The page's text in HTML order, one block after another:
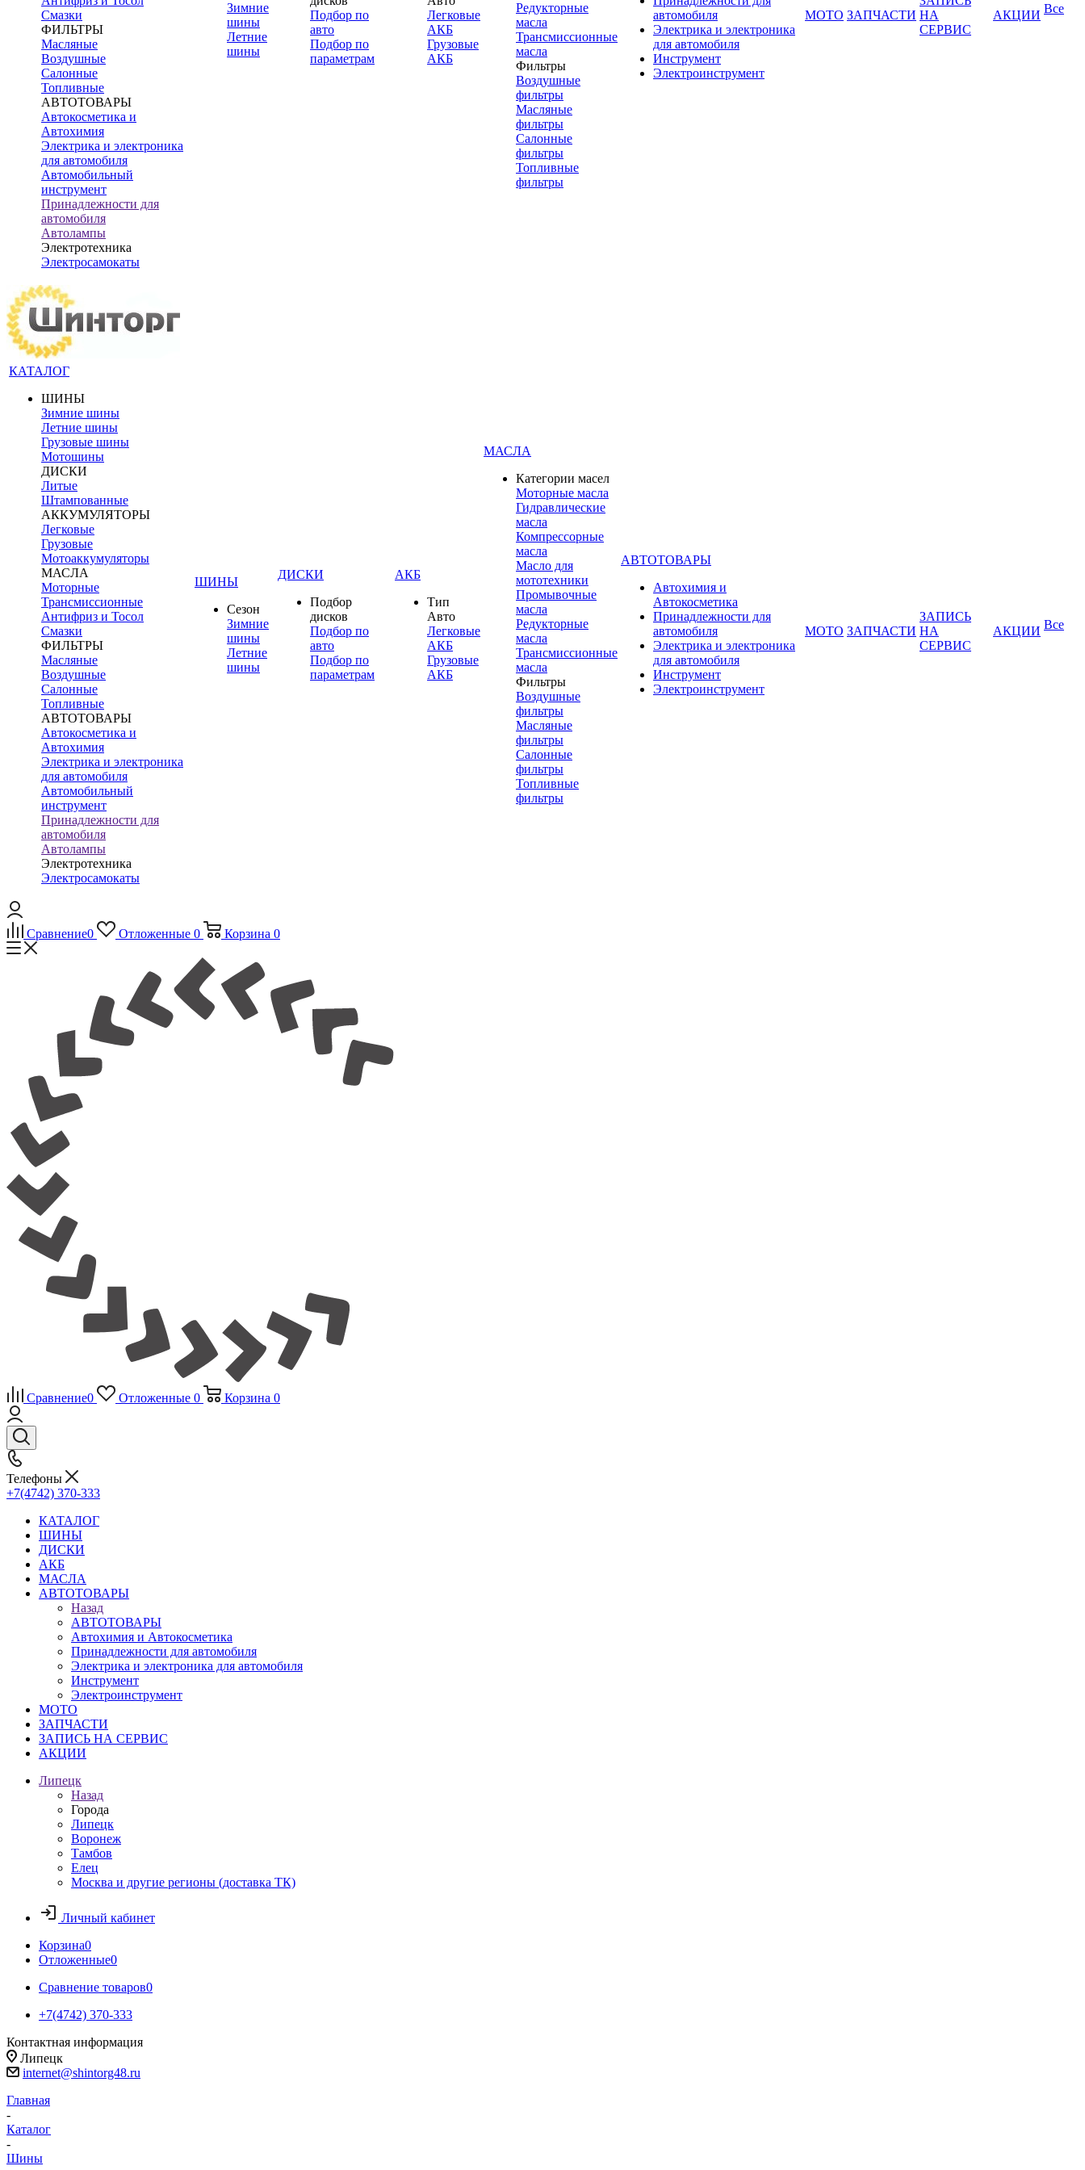
Смазки
ФИЛЬТРЫ
Масляные
Воздушные
Салонные
Топливные
АВТОТОВАРЫ
Автокосметика и
Автохимия
Электрика и электроника
для автомобиля
Автомобильный
инструмент
Принадлежности для
автомобиля
Автолампы
Электротехника
Электросамокаты
Зимние
шины
Летние
шины
Подбор по
авто
Подбор по
параметрам
Легковые
АКБ
Грузовые
АКБ
Редукторные
масла
Трансмиссионные
масла
Фильтры
Воздушные
фильтры
Масляные
фильтры
Салонные
фильтры
Топливные
фильтры
автомобиля
Электрика и электроника
для автомобиля
Инструмент
Электроинструмент
МОТО ЗАПЧАСТИ НА
СЕРВИС
АКЦИИ Все
КАТАЛОГ
ШИНЫ
Зимние шины
Летние шины
Грузовые шины
Мотошины
ДИСКИ
Литые
Штампованные
АККУМУЛЯТОРЫ
Легковые
Грузовые
Мотоаккумуляторы
МАСЛА
Моторные
Трансмиссионные
Антифриз и Тосол
Смазки
ФИЛЬТРЫ
Масляные
Воздушные
Салонные
Топливные
АВТОТОВАРЫ
Автокосметика и
Автохимия
Электрика и электроника
для автомобиля
Автомобильный
инструмент
Принадлежности для
автомобиля
Автолампы
Электротехника
Электросамокаты
ШИНЫ
Сезон
Зимние
шины
Летние
шины
ДИСКИ
Подбор
дисков
Подбор по
авто
Подбор по
параметрам
АКБ
Тип
Авто
Легковые
АКБ
Грузовые
АКБ
МАСЛА
Категории масел
Моторные масла
Гидравлические
масла
Компрессорные
масла
Масло для
мототехники
Промывочные
масла
Редукторные
масла
Трансмиссионные
масла
Фильтры
Воздушные
фильтры
Масляные
фильтры
Салонные
фильтры
Топливные
фильтры
АВТОТОВАРЫ
Автохимия и
Автокосметика
Принадлежности для
автомобиля
Электрика и электроника
для автомобиля
Инструмент
Электроинструмент
МОТО ЗАПЧАСТИ
ЗАПИСЬ
НА
СЕРВИС
АКЦИИ Все
Сравнение0 Отложенные 0 Корзина 0
Сравнение0 Отложенные 0 Корзина 0
Телефоны
+7(4742) 370-333
КАТАЛОГ
ШИНЫ
ДИСКИ
АКБ
МАСЛА
АВТОТОВАРЫ
Назад
АВТОТОВАРЫ
Автохимия и Автокосметика
Принадлежности для автомобиля
Электрика и электроника для автомобиля
Инструмент
Электроинструмент
МОТО
ЗАПЧАСТИ
ЗАПИСЬ НА СЕРВИС
АКЦИИ
Липецк
Назад
Города
Липецк
Воронеж
Тамбов
Елец
Москва и другие регионы (доставка ТК)
Личный кабинет
Корзина0
Отложенные0
Сравнение товаров0
+7(4742) 370-333
Контактная информация
Липецк
internet@shintorg48.ru
Главная
-
Каталог
-
Шины